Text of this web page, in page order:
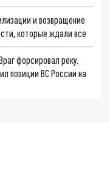
и возвращение
которые ждали все
форсировал реку.
позиции ВС России на